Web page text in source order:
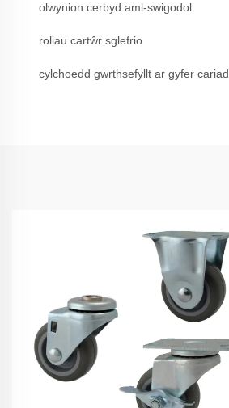
olwynion cerbyd aml-swigodol
roliau cartŵr sglefrio
cylchoedd gwrthsefyllt ar gyfer cariad